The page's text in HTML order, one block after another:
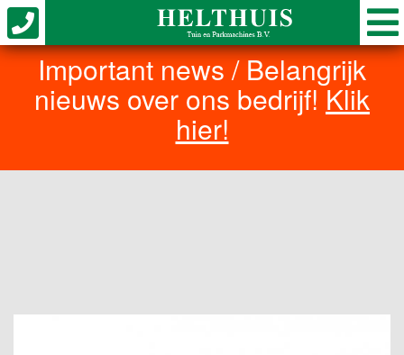
Important news / Belangrijk
nieuws over ons bedrijf!Klik
hier!